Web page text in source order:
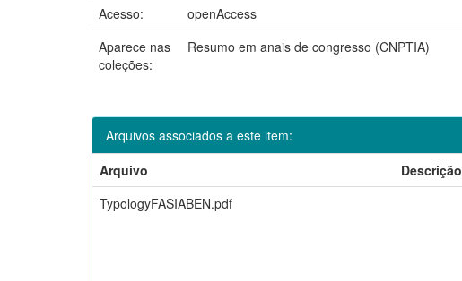
Acesso:
openAccess
Aparece nas
coleções:
Resumo em anais de congresso (CNPTIA)
Arquivos associados a este item:
Arquivo
Descrição
TypologyFASIABEN.pdf